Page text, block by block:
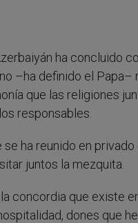
ha concluido
–ha definido el
que las religiones
responsables.
ha reunido en
juntos la mezquita.
la concordia que existe
dones que